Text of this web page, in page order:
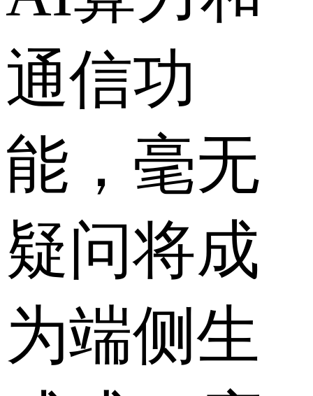
通信功
能，毫无
疑问将成
为端侧生